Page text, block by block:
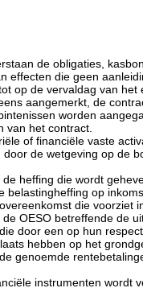
de obligaties,
effecten die geen
op de vervaldag van het
aangemerkt, de
worden
van het contract.
of financiële vaste
de wetgeving op de
heffing die wordt
belastingheffing op
die
OESO betreffende de
door een op hun
hebben op het
genoemde
instrumenten